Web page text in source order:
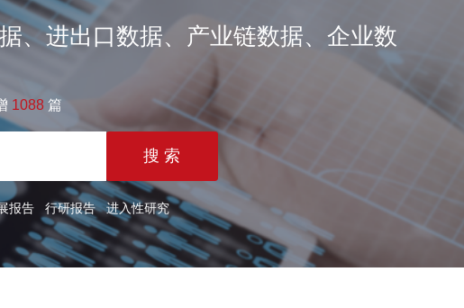
、进出口数据、产业链数据、企业数
1088 篇
报告 行研报告 进入性研究